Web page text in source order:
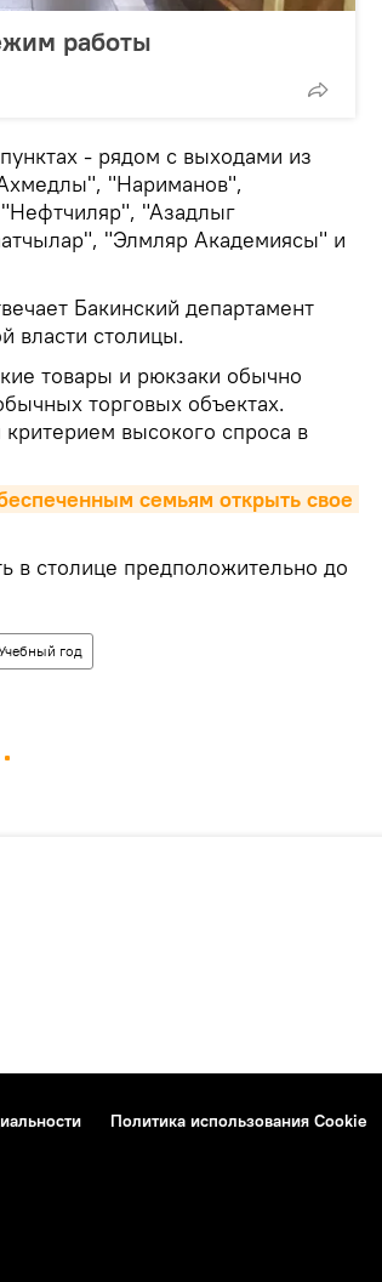
работы
- рядом с выходами из
"Нариманов",
"Нефтчиляр", "Азадлыг
"Элмляр Академиясы" и
Бакинский департамент
власти столицы.
товары и рюкзаки обычно
торговых объектах.
высокого спроса в
семьям открыть свое
в столице предположительно до
год
Политика использования Cookie